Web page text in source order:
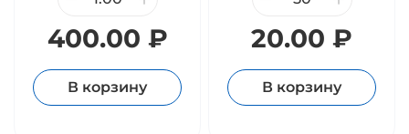
400.00 ₽
В корзину
20.00 ₽
В корзину